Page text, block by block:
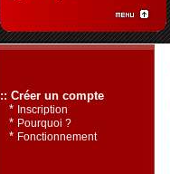
:: Créer un compte
* Inscription
* Pourquoi ?
* Fonctionnement